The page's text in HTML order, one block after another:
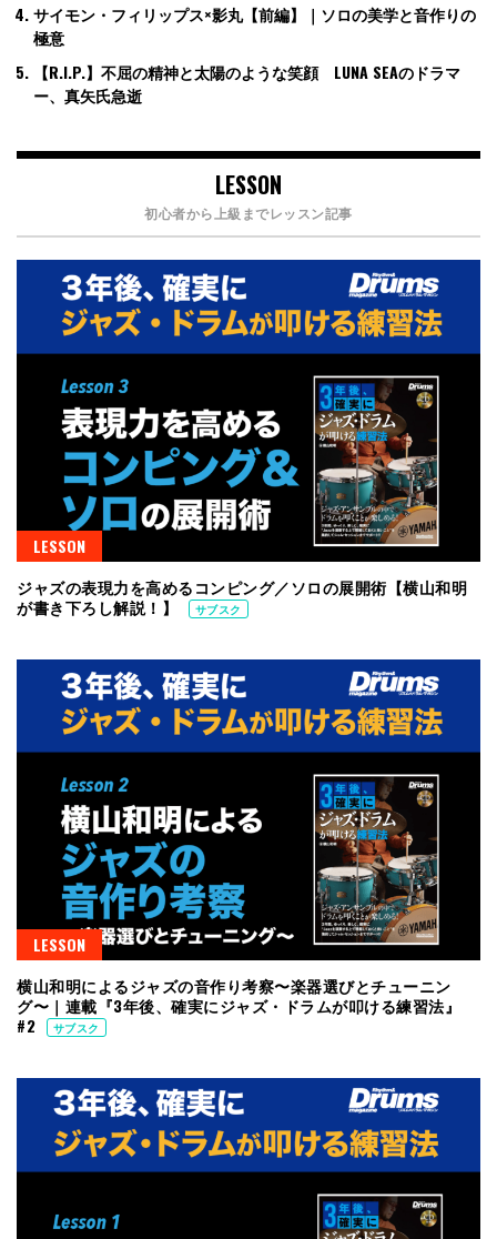
サイモン・フィリップス×影丸【前編】｜ソロの美学と音作りの
極意
【R.I.P.】不屈の精神と太陽のような笑顔 LUNA SEAのドラマ
ー、真矢氏急逝
LESSON
初心者から上級までレッスン記事
LESSON
ジャズの表現力を高めるコンピング／ソロの展開術【横山和明
が書き下ろし解説！】
サブスク
LESSON
横山和明によるジャズの音作り考察〜楽器選びとチューニン
グ〜｜連載『3年後、確実にジャズ・ドラムが叩ける練習法』
#2
サブスク